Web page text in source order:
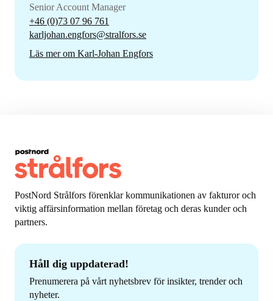
Senior Account Manager
+46 (0)73 07 96 761
karljohan.engfors@stralfors.se
Läs mer om Karl-Johan Engfors
PostNord Strålfors förenklar kommunikationen av fakturor och
viktig affärsinformation mellan företag och deras kunder och
partners.
Håll dig uppdaterad!
Prenumerera på vårt nyhetsbrev för insikter, trender och
nyheter.